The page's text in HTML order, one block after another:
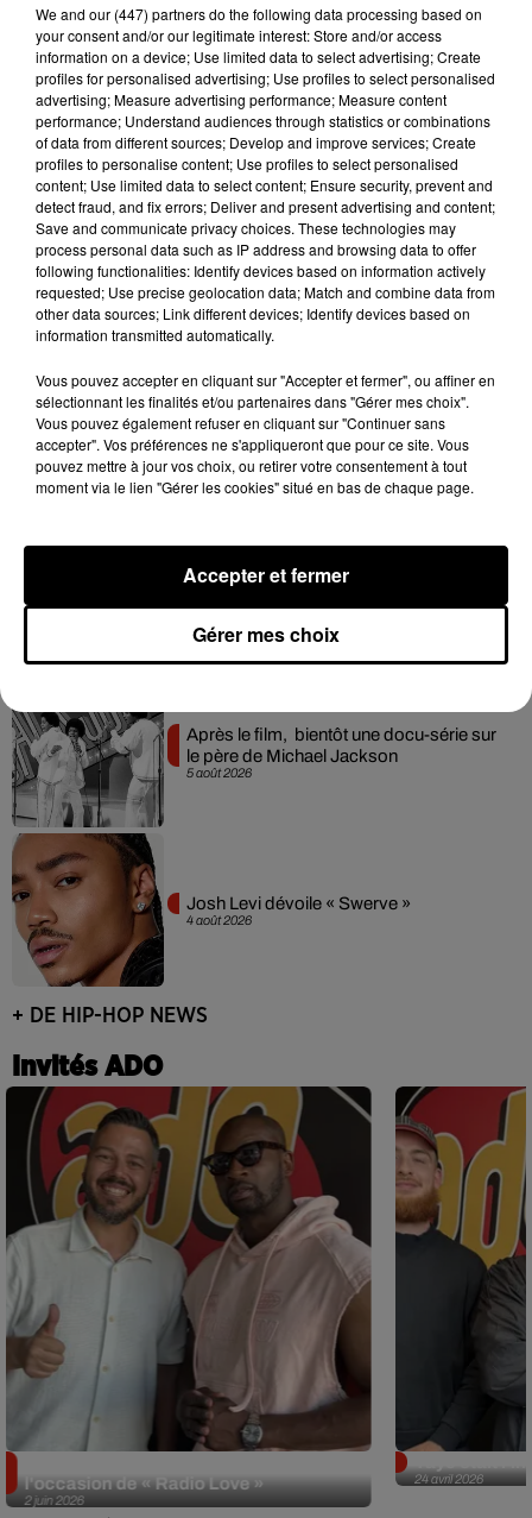
Hip-Hop News
7 août 2026
Brent Faiyaz a le cœur brisé dans son
nouveau clip
7 août 2026
Rihanna de retour en studio ? A$AP
Rocky relance l'espoir des fans
7 août 2026
Tayc et Didi B dévoilent le single le plus
dansant de l’année
Franglish et Keblack dévoilent une
5 août 2026
Après le film, bientôt une docu-série sur
le père de Michael Jackson
4 août 2026
Josh Levi dévoile « Swerve »
+ DE HIP-HOP NEWS
Invités ADO
2 juin 2026
l'occasion de « Radio Love »
24 avril 2026
We and our (447) partnersdo the following data processing based on
your consent and/or our legitimate interest: Store and/or access
information on a device; Use limited data to select advertising; Create
profiles for personalised advertising; Use profiles to select personalised
advertising; Measure advertising performance; Measure content
performance; Understand audiences through statistics or combinations
of data from different sources; Develop and improve services; Create
profiles to personalise content; Use profiles to select personalised
content; Use limited data to select content; Ensure security, prevent and
detect fraud, and fix errors; Deliver and present advertising and content;
Save and communicate privacy choices. These technologies may
process personal data such as IP address and browsing data to offer
following functionalities: Identify devices based on information actively
requested; Use precise geolocation data; Match and combine data from
other data sources; Link different devices; Identify devices based on
information transmitted automatically.
Vous pouvez accepter en cliquant sur "Accepter et fermer", ou affiner en
sélectionnant les finalités et/ou partenaires dans "Gérer mes choix".
Vous pouvez également refuser en cliquant sur "Continuer sans
accepter". Vos préférences ne s'appliqueront que pour ce site. Vous
pouvez mettre à jour vos choix, ou retirer votre consentement à tout
moment via le lien "Gérer les cookies" situé en bas de chaque page.
Gérer mes choix
Accepter et fermer